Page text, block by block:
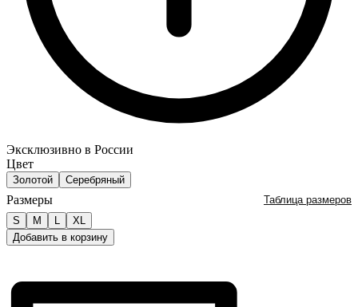
Эксклюзивно в России
Цвет
Золотой Серебряный
Размеры
Таблица размеров
S
M L
XL
Добавить в корзину